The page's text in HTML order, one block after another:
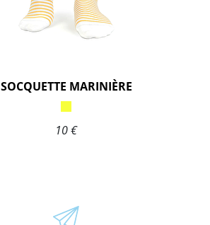
SOCQUETTE MARINIÈRE
10 €